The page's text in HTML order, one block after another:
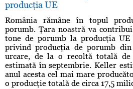
producţia UE
România rămâne în topul
porumb. Ţara noastră va
tone de porumb la producţia UE
privind producţia de porumb
urcare, de la o recoltă totală
estimată în septembrie. Keller
anul acesta cel mai mare
o producţie totală de circa 17,5